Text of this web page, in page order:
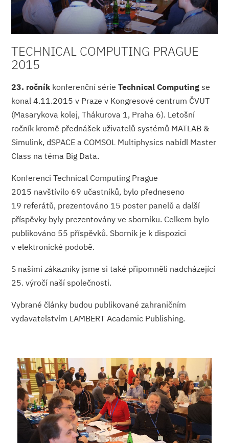
TECHNICAL COMPUTING PRAGUE
2015
23. ročník konferenční sérieTechnical Computing se
konal 4.11.2015 v Praze v Kongresové centrum ČVUT
(Masarykova kolej, Thákurova 1, Praha 6). Letošní
ročník kromě přednášek uživatelů systémů MATLAB &
Simulink, dSPACE a COMSOL Multiphysics nabídl Master
Class na téma Big Data.
Konferenci Technical Computing Prague
2015 navštívilo 69 učastníků, bylo předneseno
19 referátů, prezentováno 15 poster panelů a další
příspěvky byly prezentovány ve sborníku. Celkem bylo
publikováno 55 příspěvků. Sborník je k dispozici
v elektronické podobě.
S našimi zákazníky jsme si také připomněli nadcházející
25. výročí naší společnosti.
Vybrané články budou publikované zahraničním
vydavatelstvím LAMBERT Academic Publishing.